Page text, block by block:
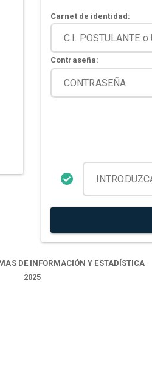
Carnet de identidad:
Contraseña:
DE INFORMACIÓN Y ESTADÍSTICA
2025